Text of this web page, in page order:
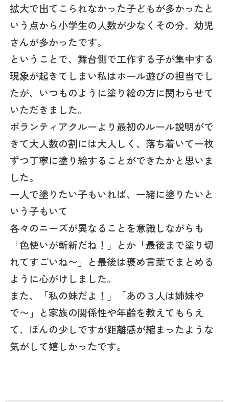
拡大で出てこられなかった子どもが多かったと
いう点から小学生の人数が少なくその分、幼児
さんが多かったです。
ということで、舞台側で工作する子が集中する
現象が起きてしまい私はホール遊びの担当でし
たが、いつものように塗り絵の方に関わらせて
いただきました。
ボランティアクルーより最初のルール説明がで
きて大人数の割には大人しく、落ち着いて一枚
ずつ丁寧に塗り絵することができたかと思いま
した。
一人で塗りたい子もいれば、一緒に塗りたいと
いう子もいて
各々のニーズが異なることを意識しながらも
「色使いが斬新だね！」とか「最後まで塗り切
れてすごいね〜」と最後は褒め言葉でまとめる
ように心がけしました。
また、「私の妹だよ！」「あの３人は姉妹や
で〜」と家族の関係性や年齢を教えてもらえ
て、ほんの少しですが距離感が縮まったような
気がして嬉しかったです。